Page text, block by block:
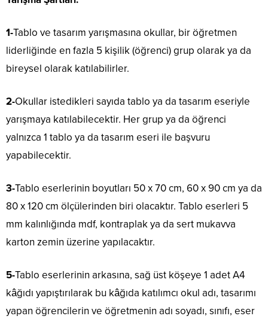
1-Tablo ve tasarım yarışmasına okullar, bir öğretmen
liderliğinde en fazla 5 kişilik (öğrenci) grup olarak ya da
bireysel olarak katılabilirler.
2-Okullar istedikleri sayıda tablo ya da tasarım eseriyle
yarışmaya katılabilecektir. Her grup ya da öğrenci
yalnızca 1 tablo ya da tasarım eseri ile başvuru
yapabilecektir.
3-Tablo eserlerinin boyutları 50 x 70 cm, 60 x 90 cm ya da
80 x 120 cm ölçülerinden biri olacaktır. Tablo eserleri 5
mm kalınlığında mdf, kontraplak ya da sert mukavva
karton zemin üzerine yapılacaktır.
5-Tablo eserlerinin arkasına, sağ üst köşeye 1 adet A4
kâğıdı yapıştırılarak bu kâğıda katılımcı okul adı, tasarımı
yapan öğrencilerin ve öğretmenin adı soyadı, sınıfı, eser